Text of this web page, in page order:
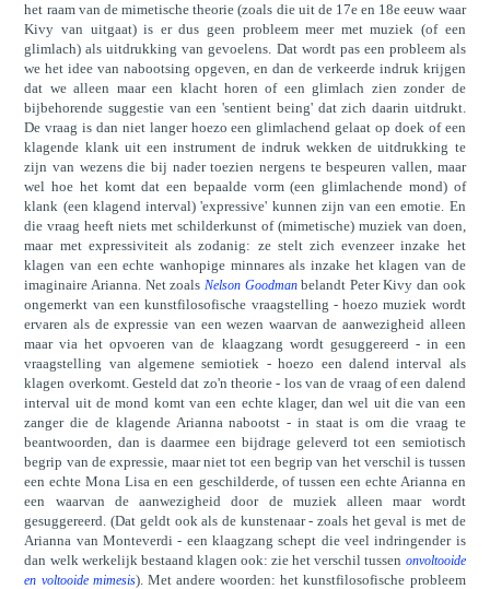
het raam van de mimetische theorie (zoals die uit de 17e en 18e eeuw waar
Kivy van uitgaat) is er dus geen probleem meer met muziek (of een
glimlach) als uitdrukking van gevoelens. Dat wordt pas een probleem als
we het idee van nabootsing opgeven, en dan de verkeerde indruk krijgen
dat we alleen maar een klacht horen of een glimlach zien zonder de
bijbehorende suggestie van een 'sentient being' dat zich daarin uitdrukt.
De vraag is dan niet langer hoezo een glimlachend gelaat op doek of een
klagende klank uit een instrument de indruk wekken de uitdrukking te
zijn van wezens die bij nader toezien nergens te bespeuren vallen, maar
wel hoe het komt dat een bepaalde vorm (een glimlachende mond) of
klank (een klagend interval) 'expressive' kunnen zijn van een emotie. En
die vraag heeft niets met schilderkunst of (mimetische) muziek van doen,
maar met expressiviteit als zodanig: ze stelt zich evenzeer inzake het
klagen van een echte wanhopige minnares als inzake het klagen van de
imaginaire Arianna. Net zoals Nelson Goodmanbelandt Peter Kivy dan ook
ongemerkt van een kunstfilosofische vraagstelling - hoezo muziek wordt
ervaren als de expressie van een wezen waarvan de aanwezigheid alleen
maar via het opvoeren van de klaagzang wordt gesuggereerd - in een
vraagstelling van algemene semiotiek - hoezo een dalend interval als
klagen overkomt. Gesteld dat zo'n theorie - los van de vraag of een dalend
interval uit de mond komt van een echte klager, dan wel uit die van een
zanger die de klagende Arianna nabootst - in staat is om die vraag te
beantwoorden, dan is daarmee een bijdrage geleverd tot een semiotisch
begrip van de expressie, maar niet tot een begrip van het verschil is tussen
een echte Mona Lisa en een geschilderde, of tussen een echte Arianna en
een waarvan de aanwezigheid door de muziek alleen maar wordt
gesuggereerd. (Dat geldt ook als de kunstenaar - zoals het geval is met de
Arianna van Monteverdi - een klaagzang schept die veel indringender is
dan welk werkelijk bestaand klagen ook: zie het verschil tussen onvoltooide
en voltooide mimesis). Met andere woorden: het kunstfilosofische probleem